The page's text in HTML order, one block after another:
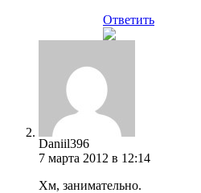
Ответить
Daniil396
7 марта 2012 в 12:14
Хм, занимательно.